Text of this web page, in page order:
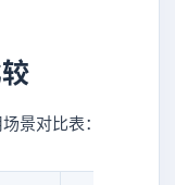
景对比表：